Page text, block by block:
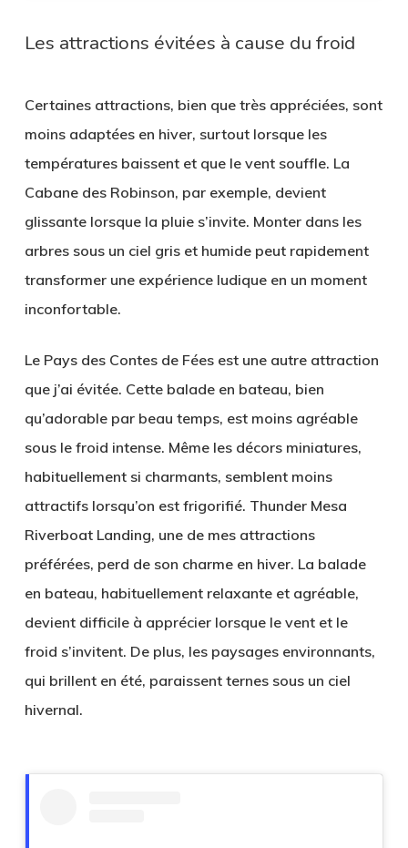
Les attractions évitées à cause du froid
Certaines attractions, bien que très appréciées, sont
moins adaptées en hiver, surtout lorsque les
températures baissent et que le vent souffle. La
Cabane des Robinson, par exemple, devient
glissante lorsque la pluie s’invite. Monter dans les
arbres sous un ciel gris et humide peut rapidement
transformer une expérience ludique en un moment
inconfortable.
Le Pays des Contes de Féesest une autre attraction
que j’ai évitée. Cette balade en bateau, bien
qu’adorable par beau temps, est moins agréable
sous le froid intense. Même les décors miniatures,
habituellement si charmants, semblent moins
attractifs lorsqu’on est frigorifié. Thunder Mesa
Riverboat Landing, une de mes attractions
préférées, perd de son charme en hiver. La balade
en bateau, habituellement relaxante et agréable,
devient difficile à apprécier lorsque le vent et le
froid s’invitent. De plus, les paysages environnants,
qui brillent en été, paraissent ternes sous un ciel
hivernal.